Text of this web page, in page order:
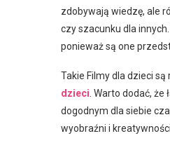
zdobywają wiedzę, ale
czy szacunku dla
ponieważ są one
Takie Filmy dla dzieci
dzieci . Warto dodać,
dogodnym dla siebie
wyobraźni i kreatywności.